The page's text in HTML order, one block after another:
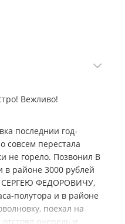
Вежливо!
последнии год-
совсем перестала
не горело. Позвонил В
районе 3000 рублей
СЕРГЕЮ ФЕДОРОВИЧУ,
полутора и в районе
поехал на
очередь и